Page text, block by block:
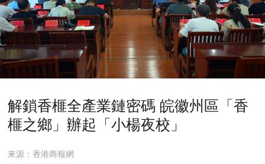
解鎖香榧全產業鏈密碼 皖徽州區「香
榧之鄉」辦起「小楊夜校」
來源：香港商報網